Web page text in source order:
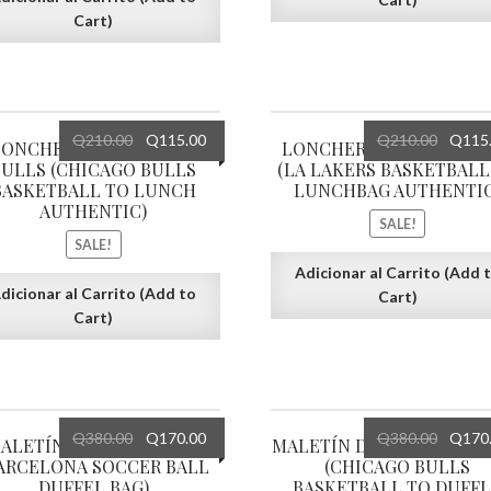
Cart)
DE CHICAGO
(CHICAGO BULLS
TO LUNCH
AUTHENTIC)
SALE!
Q210.00 Q115.00
al Carrito (Add to
Cart)
LONCHERA DE LOS
(LA LAKERS
LUNCHBAG
SALE!
Q210.00 Q
Adicionar al Carrito (Add
Cart)
DE BARCELONA
SOCCER BALL
Q380.00 Q170.00
MALETÍN DE CHICAGO
(CHICAGO BULLS
Q380.00 Q